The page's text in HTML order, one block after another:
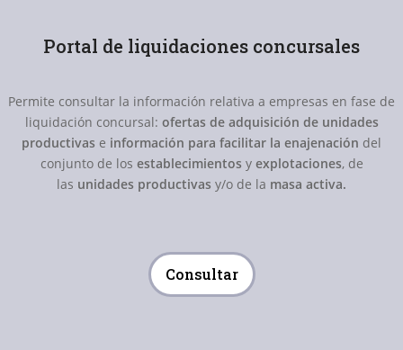
Portal de liquidaciones concursales
Permite consultar la información relativa a empresas en fase de
liquidación concursal: ofertas de adquisición de unidades
productivas e información para facilitar la enajenación del
conjunto de los establecimientos y explotaciones, de
las unidades productivas y/o de la masa activa.
Consultar